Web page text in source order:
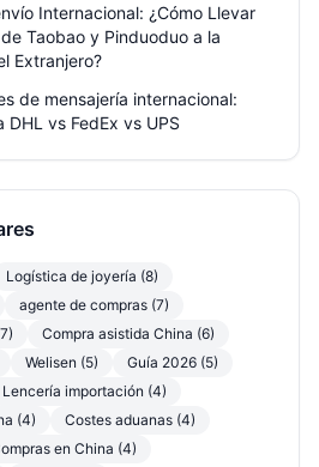
Internacional: ¿Cómo Llevar
Taobao y Pinduoduo a la
Extranjero?
de mensajería internacional:
vs FedEx vs UPS
Logística de joyería (8)
agente de compras (7)
Compra asistida China (6)
Welisen (5)
Guía 2026 (5)
Lencería importación (4)
(4)
Costes aduanas (4)
en China (4)